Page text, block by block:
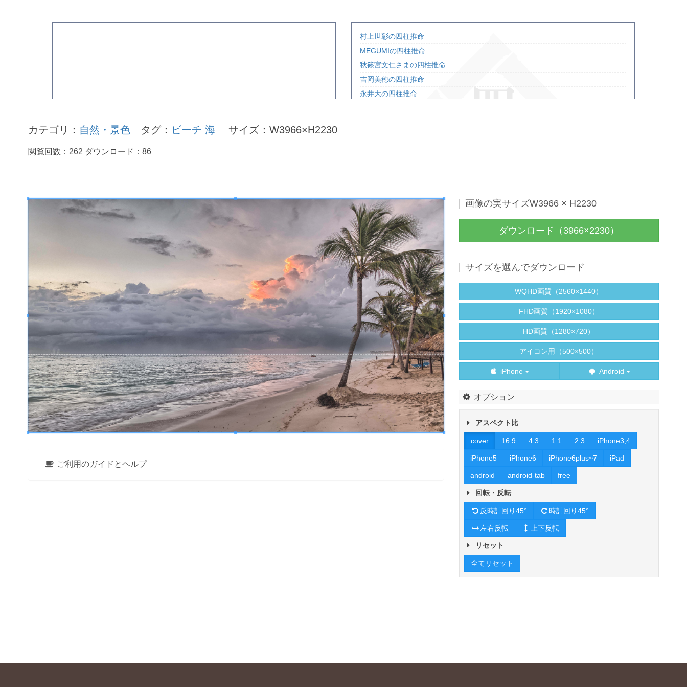
村上世彰の四柱推命
MEGUMIの四柱推命
秋篠宮文仁さまの四柱推命
吉岡美穂の四柱推命
永井大の四柱推命
カテゴリ： 自然・景色 タグ： ビーチ 海 サイズ：W3966×H2230
閲覧回数： 262 ダウンロード： 86
ご利用のガイドとヘルプ
画像の実サイズW3966 × H2230
ダウンロード（3966×2230）
サイズを選んでダウンロード
WQHD画質（2560×1440）
FHD画質（1920×1080）
HD画質（1280×720）
アイコン用（500×500）
iPhone Android
オプション
アスペクト比
cover 16:9 4:3 1:1 2:3 iPhone3,4
iPhone5 iPhone6 iPhone6plus~7 iPad
android android-tab free
回転・反転
反時計回り45° 時計回り45°
左右反転 上下反転
リセット
全てリセット